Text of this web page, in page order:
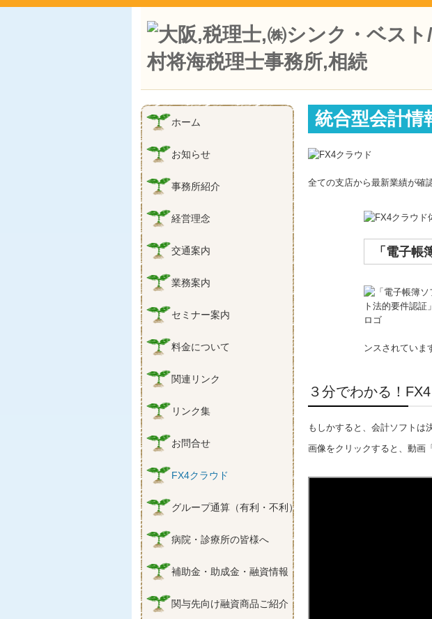
ホーム
お知らせ
事務所紹介
経営理念
交通案内
業務案内
セミナー案内
料金について
関連リンク
リンク集
お問合せ
FX4クラウド
グループ通算（有利・不利）判定
病院・診療所の皆様へ
補助金・助成金・融資情報
関与先向け融資商品ご紹介
統合型会計情
全ての支店から最新業績が確
「電子帳
ンスされていま
３分でわかる！
もしかすると、会計ソフトは
画像をクリックすると、動画